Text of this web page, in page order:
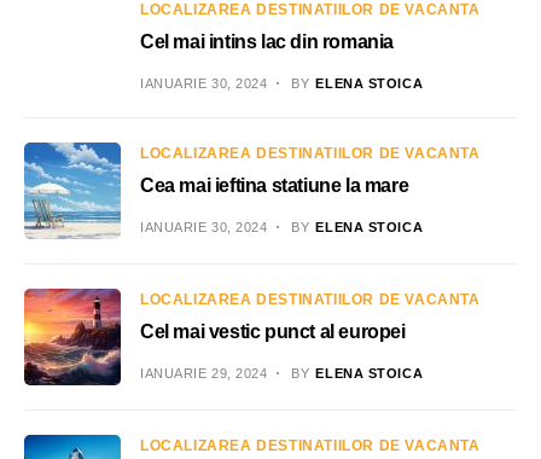
LOCALIZAREA DESTINATIILOR DE VACANTA
Cel mai intins lac din romania
IANUARIE 30, 2024 BY ELENA STOICA
LOCALIZAREA DESTINATIILOR DE VACANTA
Cea mai ieftina statiune la mare
IANUARIE 30, 2024 BY ELENA STOICA
LOCALIZAREA DESTINATIILOR DE VACANTA
Cel mai vestic punct al europei
IANUARIE 29, 2024 BY ELENA STOICA
LOCALIZAREA DESTINATIILOR DE VACANTA